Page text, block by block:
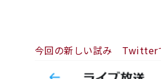
今回の新しい試み Twitter